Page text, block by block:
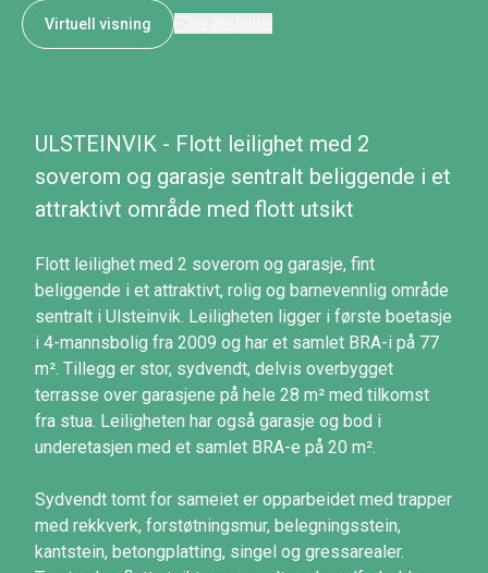
Virtuell visning
ULSTEINVIK - Flott leilighet med 2
soverom og garasje sentralt beliggende i et
attraktivt område med flott utsikt
Flott leilighet med 2 soverom og garasje, fint
beliggende i et attraktivt, rolig og barnevennlig område
sentralt i Ulsteinvik. Leiligheten ligger i første boetasje
i 4-mannsbolig fra 2009 og har et samlet BRA-i på 77
m². Tillegg er stor, sydvendt, delvis overbygget
terrasse over garasjene på hele 28 m² med tilkomst
fra stua. Leiligheten har også garasje og bod i
underetasjen med et samlet BRA-e på 20 m².
Sydvendt tomt for sameiet er opparbeidet med trapper
med rekkverk, forstøtningsmur, belegningsstein,
kantstein, betongplatting, singel og gressarealer.